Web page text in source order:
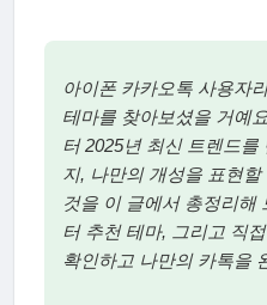
아이폰 카카오톡 사용자
테마를 찾아보셨을 거예
터 2025년 최신 트렌드
지, 나만의 개성을 표현
것을 이 글에서 총정리해
터 추천 테마, 그리고 직
확인하고 나만의 카톡을